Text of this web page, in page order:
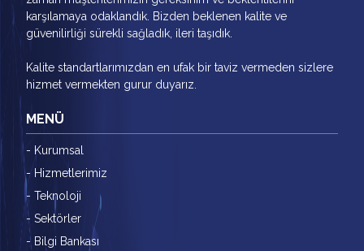
karşılamaya odaklandık. Bizden beklenen kalite ve
güvenilirliği sürekli sağladık, ileri taşıdık.
Kalite standartlarımızdan en ufak bir taviz vermeden sizlere
hizmet vermekten gurur duyarız.
MENÜ
- Kurumsal
- Hizmetlerimiz
- Teknoloji
- Sektörler
- Bilgi Bankası